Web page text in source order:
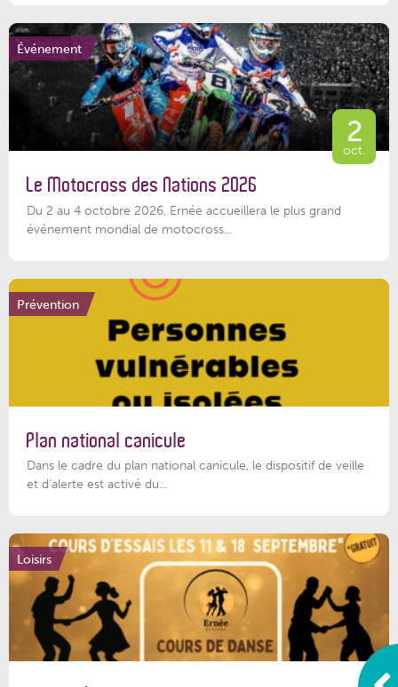
Événement
2
oct.
Le Motocross des Nations 2026
Du 2 au 4 octobre 2026, Ernée accueillera le plus grand
événement mondial de motocross...
Prévention
Plan national canicule
Dans le cadre du plan national canicule, le dispositif de veille
et d’alerte est activé du...
Loisirs